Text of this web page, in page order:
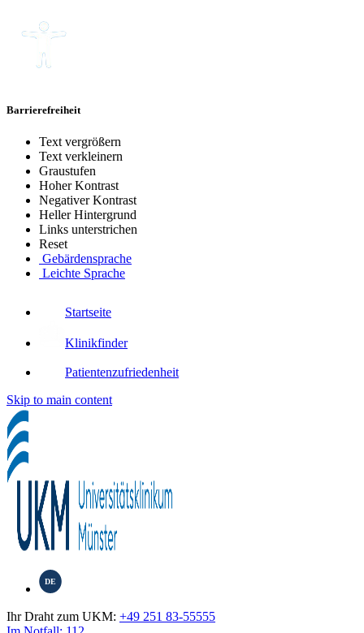
Barrierefreiheit
Text vergrößern
Text verkleinern
Graustufen
Hoher Kontrast
Negativer Kontrast
Heller Hintergrund
Links unterstrichen
Reset
Gebärdensprache
Leichte Sprache
Startseite
Klinikfinder
Patientenzufriedenheit
Skip to main content
DE
Ihr Draht zum UKM: +49 251 83-55555